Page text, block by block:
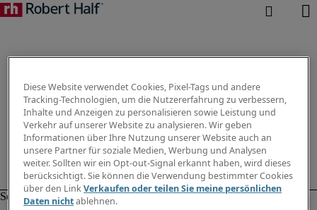
Diese Website verwendet Cookies, Pixel-Tags und andere
Tracking-Technologien, um die Nutzererfahrung zu verbessern,
Inhalte und Anzeigen zu personalisieren sowie Leistung und
Verkehr auf unserer Website zu analysieren. Wir geben
Informationen über Ihre Nutzung unserer Website auch an
unsere Partner für soziale Medien, Werbung und Analysen
weiter. Sollten wir ein Opt-out-Signal erkannt haben, wird dieses
berücksichtigt. Sie können die Verwendung bestimmter Cookies
über den LinkVerkaufen oder teilen Sie meine persönlichen
Daten nichtablehnen.